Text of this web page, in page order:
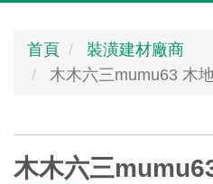
首頁
裝潢建材廠商
木木六三mumu63 木
木木六三